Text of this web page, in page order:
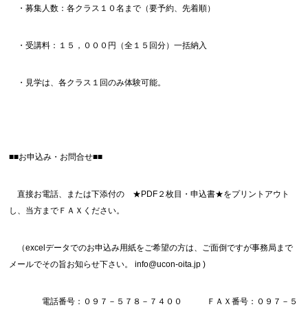
・募集人数：各クラス１０名まで（要予約、先着順）
・受講料：１５，０００円（全１５回分）一括納入
・見学は、各クラス１回のみ体験可能。
■■お申込み・お問合せ■■
直接お電話、または下添付の ★PDF２枚目・申込書★をプリントアウト
し、当方までＦＡＸください。
（excelデータでのお申込み用紙をご希望の方は、ご面倒ですが事務局まで
メールでその旨お知らせ下さい。 info@ucon-oita.jp )
電話番号：０９７－５７８－７４００ ＦＡＸ番号：０９７－５